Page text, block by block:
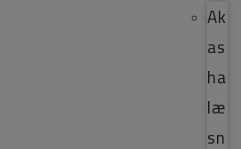
Ak
as
ha
læ
sn